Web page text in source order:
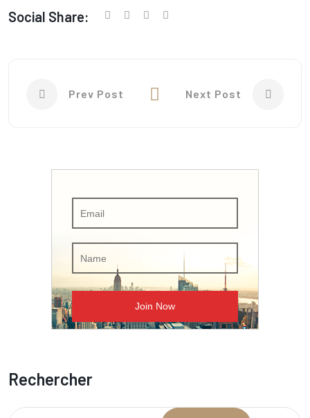
Social Share:
Prev Post Next Post
Rechercher